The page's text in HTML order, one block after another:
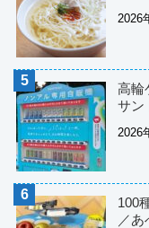
2026
高輪
サン
2026
100
／あ